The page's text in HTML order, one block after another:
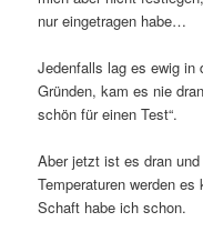
nur eingetragen habe…
Jedenfalls lag es ewig in
Gründen, kam es nie
schön für einen Test“.
Aber jetzt ist es dran
Temperaturen werden
Schaft habe ich schon.